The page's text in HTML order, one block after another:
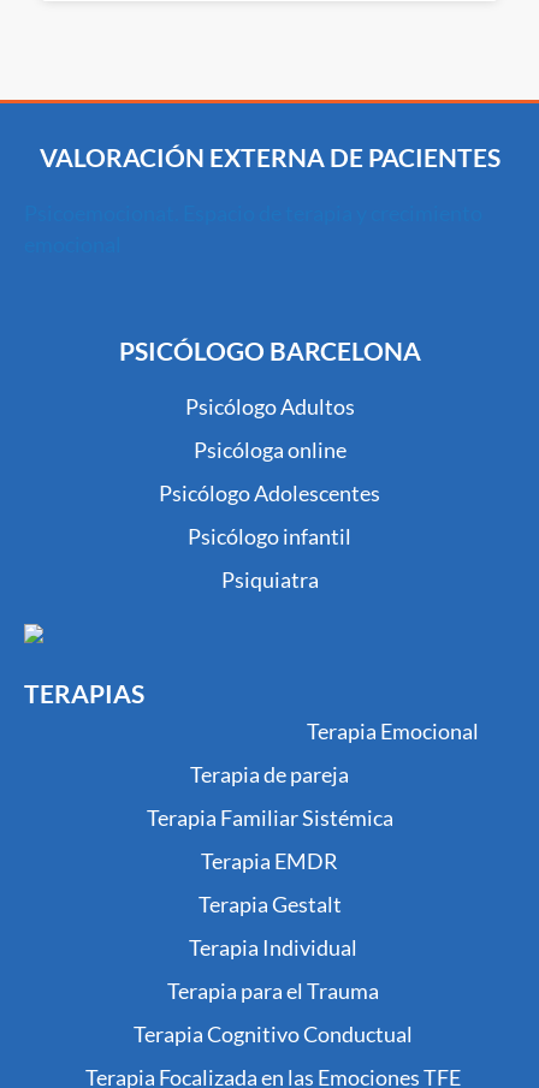
VALORACIÓN EXTERNA DE PACIENTES
PSICÓLOGO BARCELONA
Psicólogo Adultos
Psicóloga online
Psicólogo Adolescentes
Psicólogo infantil
Psiquiatra
TERAPIAS
Terapia Emocional
Terapia de pareja
Terapia Familiar Sistémica
Terapia EMDR
Terapia Gestalt
Terapia Individual
Terapia para el Trauma
Terapia Cognitivo Conductual
Terapia Focalizada en las Emociones TFE